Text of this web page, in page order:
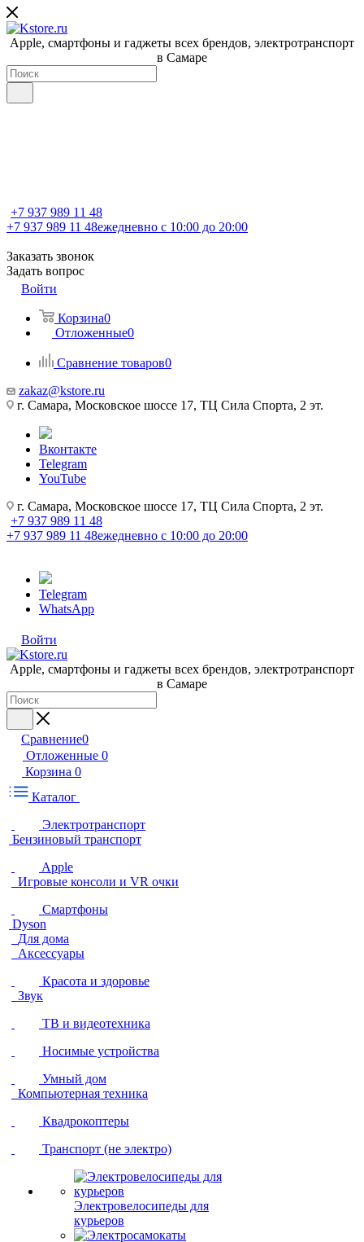
Apple, cмартфоны и гаджеты всех брендов, электротранспорт
в Самаре
+7 937 989 11 48
+7 937 989 11 48ежедневно с 10:00 до 20:00
Заказать звонок
Задать вопрос
Войти
Корзина0
Отложенные0
Сравнение товаров0
zakaz@kstore.ru
г. Самара, Московское шоссе 17, ТЦ Сила Спорта, 2 эт.
Вконтакте
Telegram
YouTube
г. Самара, Московское шоссе 17, ТЦ Сила Спорта, 2 эт.
+7 937 989 11 48
+7 937 989 11 48ежедневно с 10:00 до 20:00
Telegram
WhatsApp
Войти
Apple, cмартфоны и гаджеты всех брендов, электротранспорт
в Самаре
Сравнение0
Отложенные 0
Корзина 0
Каталог
Электротранспорт
Бензиновый транспорт
Apple
Игровые консоли и VR очки
Смартфоны
Dyson
Для дома
Аксессуары
Красота и здоровье
Звук
ТВ и видеотехника
Носимые устройства
Умный дом
Компьютерная техника
Квадрокоптеры
Транспорт (не электро)
Электровелосипеды для
курьеров